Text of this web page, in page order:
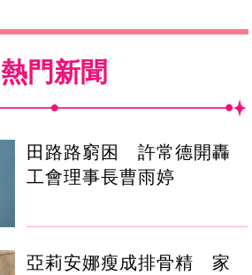
熱門新聞
田路路窮困 許常德開轟
工會理事長曹雨婷
亞莉安娜瘦成排骨精 家